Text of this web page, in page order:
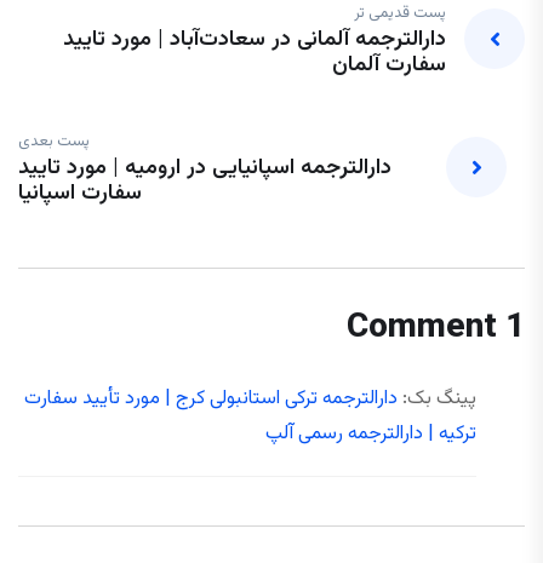
پست قدیمی تر
دارالترجمه آلمانی در سعادت‌آباد | مورد تایید
سفارت آلمان
پست بعدی
دارالترجمه اسپانیایی در ارومیه | مورد تایید
سفارت اسپانیا
1 Comment
پینگ بک: دارالترجمه ترکی استانبولی کرج | مورد تأیید سفارت
ترکیه | دارالترجمه رسمی آلپ